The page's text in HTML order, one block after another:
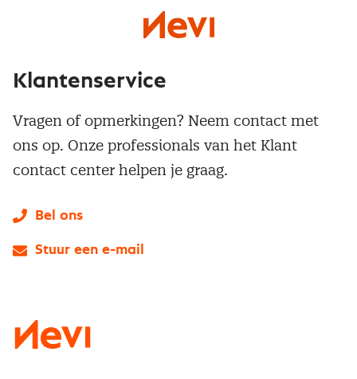
Klantenservice
Vragen of opmerkingen? Neem contact met
ons op. Onze professionals van het Klant
contact center helpen je graag.
Bel ons
Stuur een e-mail